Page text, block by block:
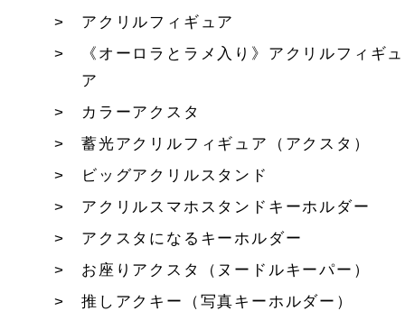
アクリルフィギュア
《オーロラとラメ入り》アクリルフィギュ
ア
カラーアクスタ
蓄光アクリルフィギュア（アクスタ）
ビッグアクリルスタンド
アクリルスマホスタンドキーホルダー
アクスタになるキーホルダー
お座りアクスタ（ヌードルキーパー）
推しアクキー（写真キーホルダー）